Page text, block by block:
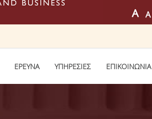
ΕΡΕΥΝΑ ΥΠΗΡΕΣΙΕΣ ΕΠΙΚΟΙΝΩΝΙΑ